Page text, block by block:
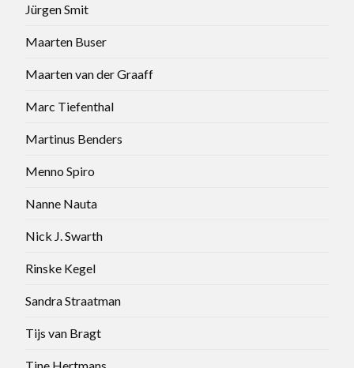
Jürgen Smit
Maarten Buser
Maarten van der Graaff
Marc Tiefenthal
Martinus Benders
Menno Spiro
Nanne Nauta
Nick J. Swarth
Rinske Kegel
Sandra Straatman
Tijs van Bragt